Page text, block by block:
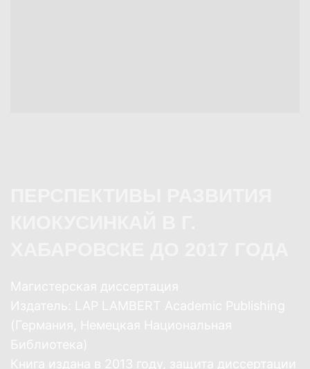
Магистерская диссертация
Издатель: LAP LAMBERT Academic Publishing
(Германия, Немецкая Национальная
Библиотека)
Книга издана в 2013 году, защита диссертации